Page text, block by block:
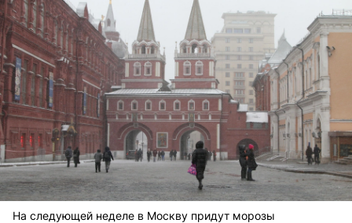
На следующей неделе в Москву придут морозы